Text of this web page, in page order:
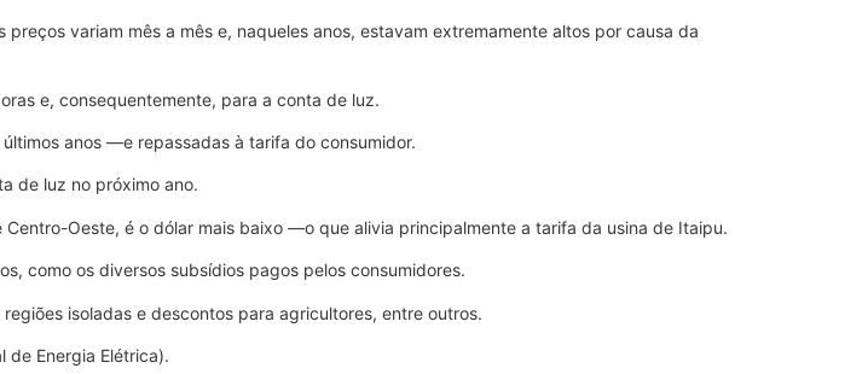
variam mês a mês e, naqueles anos, estavam extremamente altos por causa da
e, consequentemente, para a conta de luz.
anos —e repassadas à tarifa do consumidor.
de luz no próximo ano.
Oeste, é o dólar mais baixo —o que alivia principalmente a tarifa da usina de Itaipu.
como os diversos subsídios pagos pelos consumidores.
isoladas e descontos para agricultores, entre outros.
de Energia Elétrica).